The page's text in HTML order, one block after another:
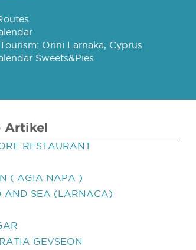
Orini Larnaka, Cyprus
Sweets&Pies
Artikel
RESTAURANT
( AGIA NAPA )
AND SEA (LARNACA)
GEVSEON